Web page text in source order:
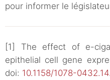
pour informer le
[1] The effect of e-
epithelial cell gene
doi: 10.1158/1078-